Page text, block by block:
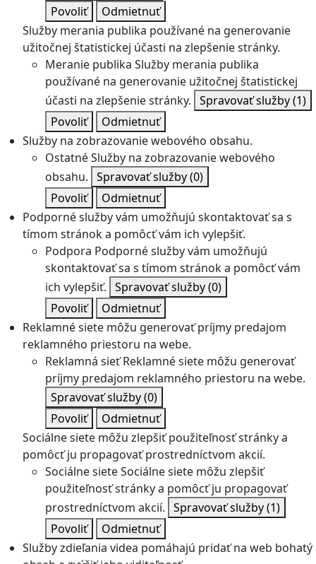
Povoliť
Odmietnuť
Služby merania publika používané na generovanie
užitočnej štatistickej účasti na zlepšenie stránky.
Meranie publika Služby merania publika
používané na generovanie užitočnej štatistickej
účasti na zlepšenie stránky. Spravovať služby(1)
Povoliť
Odmietnuť
Služby na zobrazovanie webového obsahu.
OstatnéSlužby na zobrazovanie webového
obsahu. Spravovať služby(0)
Povoliť
Odmietnuť
Podporné služby vám umožňujú skontaktovať sa s
tímom stránok a pomôcť vám ich vylepšiť.
Podpora Podporné služby vám umožňujú
skontaktovať sa s tímom stránok a pomôcť vám
ich vylepšiť. Spravovať služby(0)
Povoliť
Odmietnuť
Reklamné siete môžu generovať príjmy predajom
reklamného priestoru na webe.
Reklamná sieť Reklamné siete môžu generovať
príjmy predajom reklamného priestoru na webe.
Spravovať služby(0)
Povoliť
Odmietnuť
Sociálne siete môžu zlepšiť použiteľnosť stránky a
pomôcť ju propagovať prostredníctvom akcií.
Sociálne sieteSociálne siete môžu zlepšiť
použiteľnosť stránky a pomôcť ju propagovať
prostredníctvom akcií. Spravovať služby(1)
Povoliť
Odmietnuť
Služby zdieľania videa pomáhajú pridať na web bohatý